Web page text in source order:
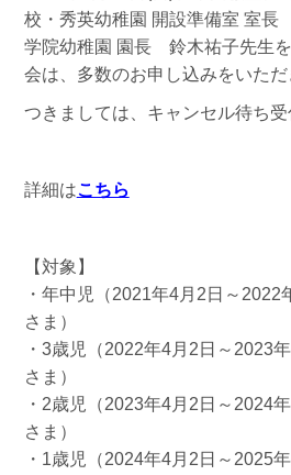
校・秀英幼稚園 開設準備室 室
学院幼稚園 園長 鈴木祐子先生
会は、多数のお申し込みをいただ
つきましては、キャンセル待ち受
詳細はこちら
【対象】
・年中児（2021年4月2日～2022
さま）
・3歳児（2022年4月2日～2023
さま）
・2歳児（2023年4月2日～2024
さま）
・1歳児（2024年4月2日～2025